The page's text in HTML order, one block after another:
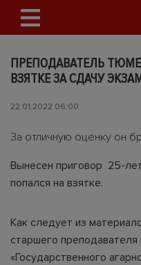
ПРЕПОДАВАТЕЛЬ
ВЗЯТКЕ ЗА СДАЧУ
22.01.2022 06:00
За отличную оценку он
Вынесен приговор 25-
попался на взятке.
Как следует из
старшего
«Государственного